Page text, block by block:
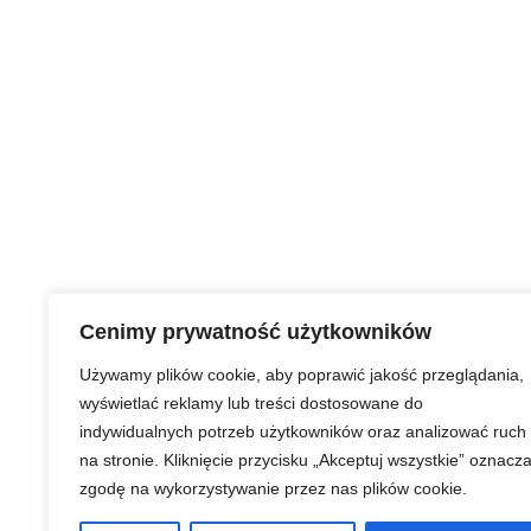
Cenimy prywatność użytkowników
Używamy plików cookie, aby poprawić jakość przeglądania,
wyświetlać reklamy lub treści dostosowane do
indywidualnych potrzeb użytkowników oraz analizować ruch
na stronie. Kliknięcie przycisku „Akceptuj wszystkie” oznacza
zgodę na wykorzystywanie przez nas plików cookie.